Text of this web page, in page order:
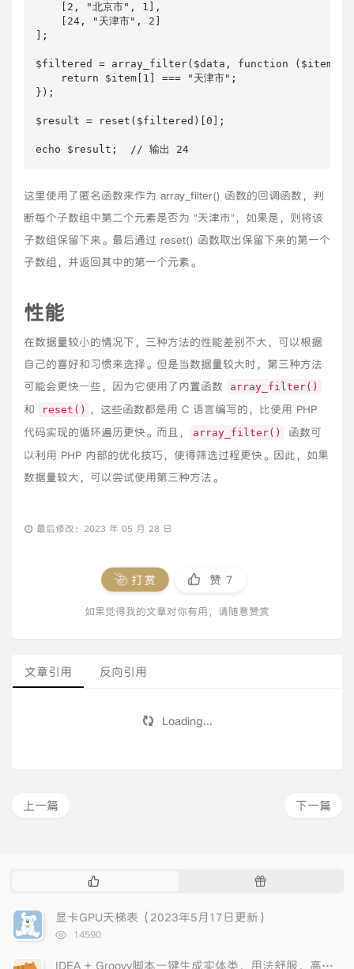
    [2, "北京市", 1],
    [24, "天津市", 2]
];
$filtered = array_filter($data, function ($item) {
    return $item[1] === "天津市";
});
$result = reset($filtered)[0];
echo $result;  // 输出 24
这里使用了匿名函数来作为 array_filter() 函数的回调函数，判
断每个子数组中第二个元素是否为 "天津市"，如果是，则将该
子数组保留下来。最后通过 reset() 函数取出保留下来的第一个
子数组，并返回其中的第一个元素。
性能
在数据量较小的情况下，三种方法的性能差别不大，可以根据
自己的喜好和习惯来选择。但是当数据量较大时，第三种方法
可能会更快一些，因为它使用了内置函数
array_filter()
和 reset()
，这些函数都是用 C 语言编写的，比使用 PHP
代码实现的循环遍历更快。而且，
array_filter()
函数可
以利用 PHP 内部的优化技巧，使得筛选过程更快。因此，如果
数据量较大，可以尝试使用第三种方法。
最后修改：2023 年 05 月 28 日
打赏 赞 7
如果觉得我的文章对你有用，请随意赞赏
文章引用 反向引用
Loading...
下一篇
上一篇
文
章
随
显卡GPU天梯表（2023年5月17日更新）
浏
次
14590
IDEA + Groovy脚本一键生成实体类，用法舒服，高效！